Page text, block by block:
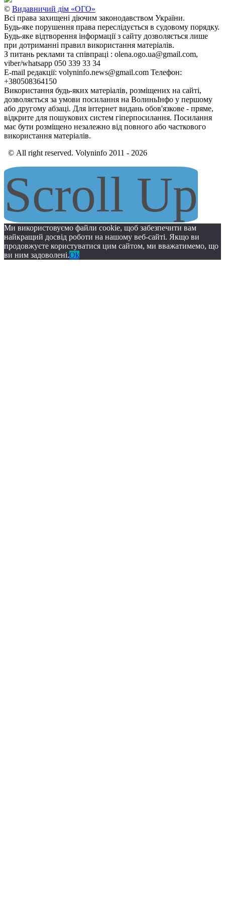
© Видавничий дім «ОГО»
Всі права захищені діючим законодавством України.
Будь-яке порушення права переслідується в судовому порядку.
Будь-яке відтворення інформації з сайту дозволяється лише
при дотриманні правил використання матеріалів.
З питань реклами та співпраці : olena.ogo.ua@gmail.com,
viber/whatsapp 050 339 33 34
E-mail редакції: volyninfo.news@gmail.com Телефон:
+380508364150
Використання будь-яких матеріалів, розміщених на сайті,
дозволяється за умови посилання на ВолиньІнфо у першому
або другому абзаці. Для інтернет видань обов'язкове - пряме,
відкрите для пошукових систем гіперпосилання. Посилання
має бути розміщено незалежно від повного або часткового
використання матеріалів.
© All right reserved. Volyninfo 2011 - 2026
Scroll Up
Ми використовуємо файли cookie, щоб забезпечити вам
найкращий досвід роботи на нашому веб-сайті. Якщо ви
продовжуєте користуватися цим сайтом, ми вважатимемо, що
ви ним задоволені.Ok